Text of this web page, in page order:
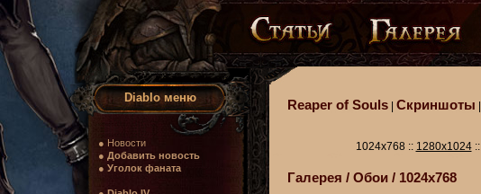
Diablo меню
● Новости
● Добавить новость
● Уголок фаната
Reaper of Souls| Скриншоты
1024x768 :: 1280x1024::
Галерея / Обои / 1024x768